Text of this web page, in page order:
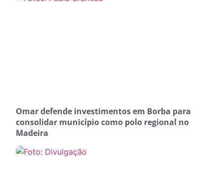
Omar defende investimentos em Borba para
consolidar município como polo regional no
Madeira